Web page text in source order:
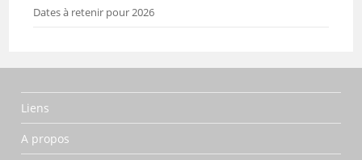
Dates à retenir pour 2026
Liens
A propos